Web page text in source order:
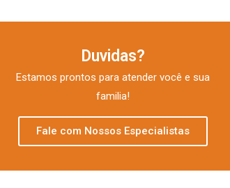
Duvidas?
Estamos prontos para atender você e sua
familia!
Fale com Nossos Especialistas